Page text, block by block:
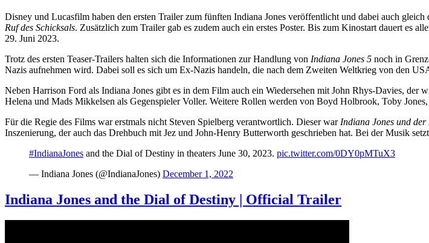
Disney und Lucasfilm haben den ersten Trailer zum fünften Indiana Jones veröffentlicht und dabei auch
Ruf des Schicksals. Zusätzlich zum Trailer gab es zudem auch ein erstes Poster. Bis zum Kinostart dauert es
29. Juni 2023.
Trotz des ersten Teaser-Trailers halten sich die Informationen zur Handlung von Indiana Jones 5 noch in
Nazis aufnehmen wird. Dabei soll es sich um Ex-Nazis handeln, die nach dem Zweiten Weltkrieg von den
Neben Harrison Ford als Indiana Jones gibt es in dem Film auch ein Wiedersehen mit John Rhys-Davies,
Helena und Mads Mikkelsen als Gegenspieler Voller. Weitere Rollen werden von Boyd Holbrook, Toby
Für die Regie des Films war erstmals nicht Steven Spielberg verantwortlich. Dieser war Indiana Jones und der
Inszenierung, der auch das Drehbuch mit Jez und John-Henry Butterworth geschrieben hat. Bei der Musik
#IndianaJones and the Dial of Destiny in theaters June 30, 2023. pic.twitter.com/0DY0pMTuX3
— Indiana Jones (@IndianaJones) December 1, 2022
Indiana Jones and the Dial of Destiny | Official Trailer